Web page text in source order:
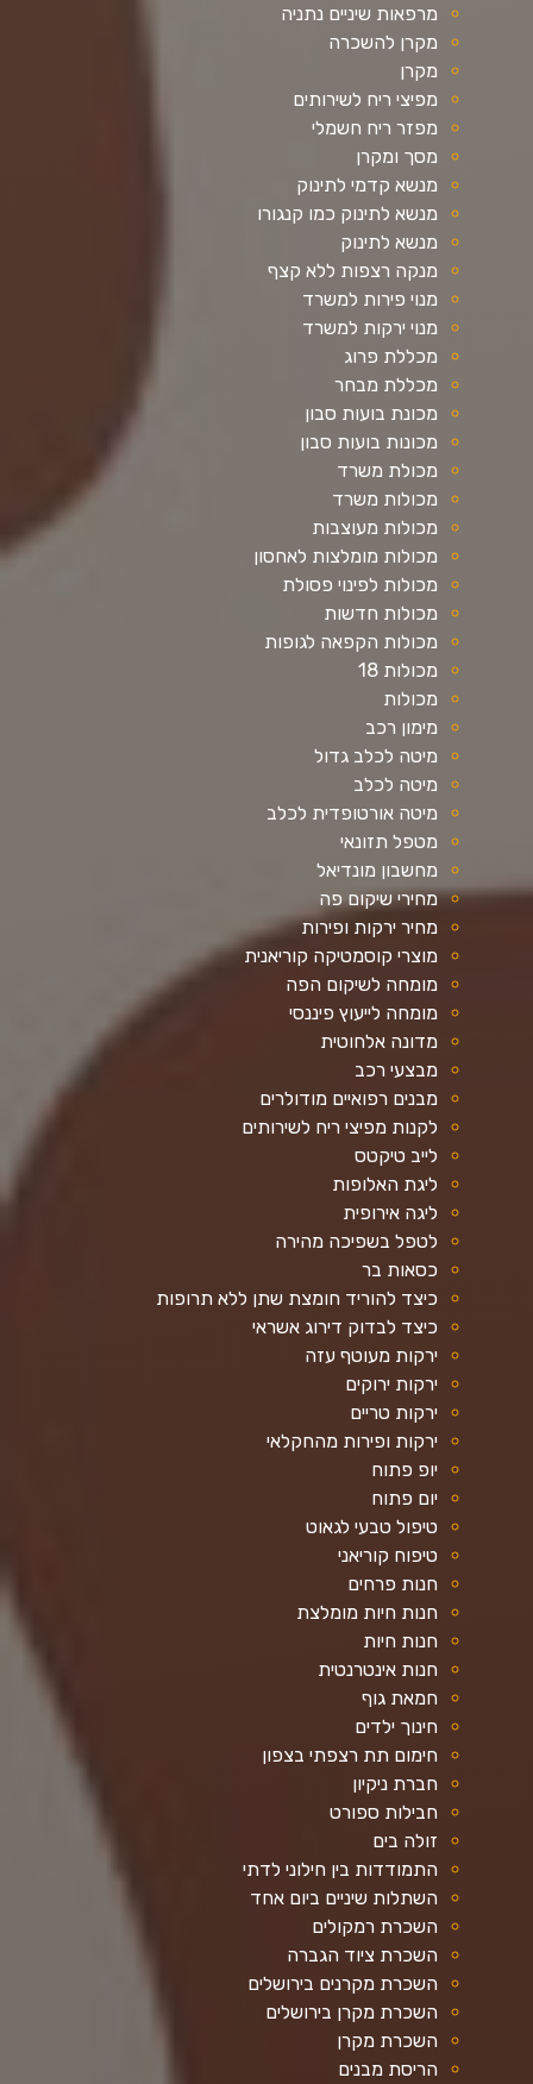
מרפאות שיניים נתניה
מקרן להשכרה
מקרן
מפיצי ריח לשירותים
מפזר ריח חשמלי
מסך ומקרן
מנשא קדמי לתינוק
מנשא לתינוק כמו קנגורו
מנשא לתינוק
מנקה רצפות ללא קצף
מנוי פירות למשרד
מנוי ירקות למשרד
מכללת פרוג
מכללת מבחר
מכונת בועות סבון
מכונות בועות סבון
מכולת משרד
מכולות משרד
מכולות מעוצבות
מכולות מומלצות לאחסון
מכולות לפינוי פסולת
מכולות חדשות
מכולות הקפאה לגופות
מכולות 18
מכולות
מימון רכב
מיטה לכלב גדול
מיטה לכלב
מיטה אורטופדית לכלב
מטפל תזונאי
מחשבון מונדיאל
מחירי שיקום פה
מחיר ירקות ופירות
מוצרי קוסמטיקה קוריאנית
מומחה לשיקום הפה
מומחה לייעוץ פיננסי
מדונה אלחוטית
מבצעי רכב
מבנים רפואיים מודולרים
לקנות מפיצי ריח לשירותים
לייב טיקטס
ליגת האלופות
ליגה אירופית
לטפל בשפיכה מהירה
כסאות בר
כיצד להוריד חומצת שתן ללא תרופות
כיצד לבדוק דירוג אשראי
ירקות מעוטף עזה
ירקות ירוקים
ירקות טריים
ירקות ופירות מהחקלאי
יופ פתוח
יום פתוח
טיפול טבעי לגאוט
טיפוח קוריאני
חנות פרחים
חנות חיות מומלצת
חנות חיות
חנות אינטרנטית
חמאת גוף
חינוך ילדים
חימום תת רצפתי בצפון
חברת ניקיון
חבילות ספורט
זולה בים
התמודדות בין חילוני לדתי
השתלות שיניים ביום אחד
השכרת רמקולים
השכרת ציוד הגברה
השכרת מקרנים בירושלים
השכרת מקרן בירושלים
השכרת מקרן
הריסת מבנים